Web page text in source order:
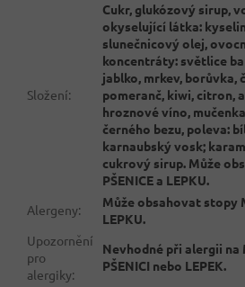
Složení:
Cukr, glukózový sirup,
okyselující látka:
slunečnicový olej,
koncentráty: světlice
jablko, mrkev, borůvka,
pomeranč, kiwi, citron,
hroznové víno,
černého bezu, poleva:
karnaubský vosk;
cukrový sirup. Může
PŠENICE a LEPKU.
Alergeny:
Může obsahovat stopy
LEPKU.
Upozornění
pro
alergiky:
Nevhodné při alergii na
PŠENICI nebo LEPEK.